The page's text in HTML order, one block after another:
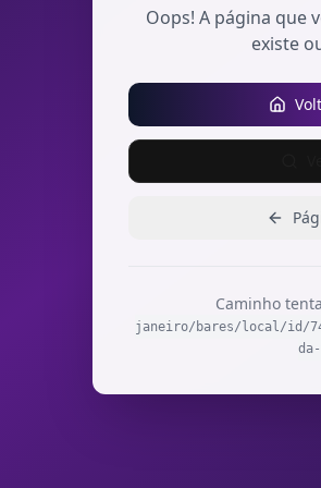
Oops! A página que
existe
Caminho
janeiro/bares/local/id/